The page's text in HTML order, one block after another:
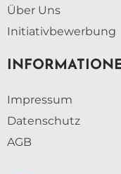
Über Uns
Initiativbewerbung
Impressum
Datenschutz
AGB